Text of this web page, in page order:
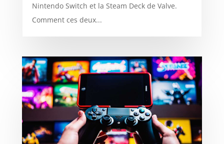
Nintendo Switch et la Steam Deck de Valve.
Comment ces deux...